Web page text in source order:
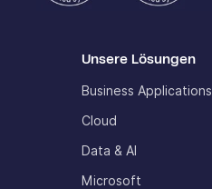
Unsere Lösungen
Business Applications
Cloud
Data & AI
Microsoft